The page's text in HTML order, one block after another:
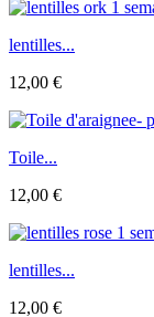
lentilles...
12,00 €
Toile...
12,00 €
lentilles...
12,00 €